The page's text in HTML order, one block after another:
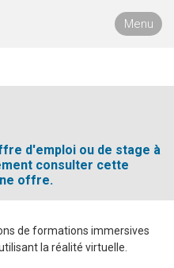
Menu
d'emploi ou de stage à
consulter cette
offre.
de formations immersives
la réalité virtuelle.